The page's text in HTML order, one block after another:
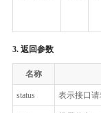
3. 返回参数
名称
status 表示接口